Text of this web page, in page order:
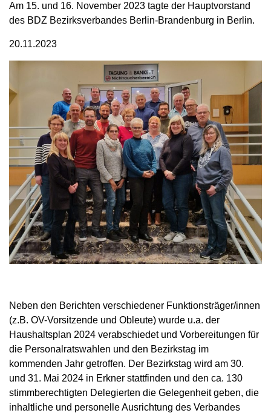
Am 15. und 16. November 2023 tagte der Hauptvorstand
des BDZ Bezirksverbandes Berlin-Brandenburg in Berlin.
20.11.2023
Neben den Berichten verschiedener Funktionsträger/innen
(z.B. OV-Vorsitzende und Obleute) wurde u.a. der
Haushaltsplan 2024 verabschiedet und Vorbereitungen für
die Personalratswahlen und den Bezirkstag im
kommenden Jahr getroffen. Der Bezirkstag wird am 30.
und 31. Mai 2024 in Erkner stattfinden und den ca. 130
stimmberechtigten Delegierten die Gelegenheit geben, die
inhaltliche und personelle Ausrichtung des Verbandes